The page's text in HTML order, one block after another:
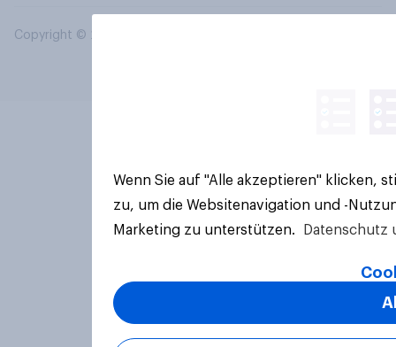
Copyright © 2026 YouGov PLC. Alle Rechte vorbehalten.
Wenn Sie auf "Alle akzeptieren" klicken,
zu, um die Websitenavigation und -
Marketing zu unterstützen.
Datenschutz